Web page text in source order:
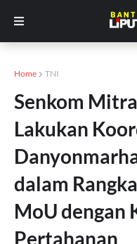
Home TNI
Senkom
Lakukan
dalam
MoU dengan
Pertahanan